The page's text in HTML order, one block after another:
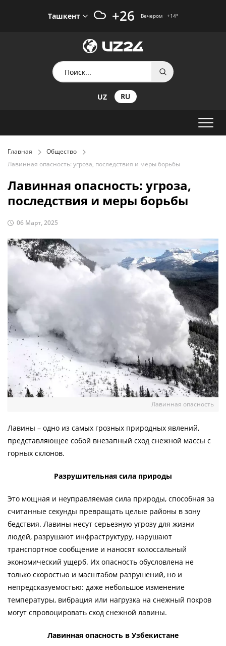
Ташкент +26 Вечером +14°
UZ RU
Главная
Общество
Лавинная опасность: угроза, последствия и меры борьбы
Лавинная опасность: угроза,
последствия и меры борьбы
06 Март, 2025
Лавинная опасность
Лавины – одно из самых грозных природных явлений,
представляющее собой внезапный сход снежной массы с
горных склонов.
Разрушительная сила природы
Это мощная и неуправляемая сила природы, способная за
считанные секунды превращать целые районы в зону
бедствия. Лавины несут серьезную угрозу для жизни
людей, разрушают инфраструктуру, нарушают
транспортное сообщение и наносят колоссальный
экономический ущерб. Их опасность обусловлена не
только скоростью и масштабом разрушений, но и
непредсказуемостью: даже небольшое изменение
температуры, вибрация или нагрузка на снежный покров
могут спровоцировать сход снежной лавины.
Лавинная опасность в Узбекистане